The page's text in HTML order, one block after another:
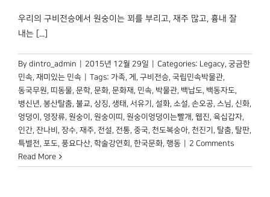
우리의 구비전승에서 원숭이는 꾀를 부리고, 재주 많고, 흉내 잘
내는 [...]
By dintro_admin 2015년 12월 29일 Categories: Legacy, 궁금한
민속, 재미있는 민속 Tags: 가족, 게 , 구비전승, 국립민속박물관,
동국무원, 띠동물, 문학, 문화, 문화재 , 민속, 박물관, 백납도, 백동자도,
병신년, 봉산탈춤, 불교, 상징, 생태 , 서유기 , 설화, 소설, 손오공, 스님, 신화,
엉덩이 , 영장류, 원숭이 , 원숭이띠 , 원숭이엉덩이는빨개 , 웹진, 육십갑자,
인간, 잔나비 , 장수, 재주, 전설, 전통, 중국, 천도복숭아, 천진기 , 탈춤, 탈판,
특별전, 포도, 풍요다산, 학술강연회 , 한국문화, 행동
2 Comments
Read More